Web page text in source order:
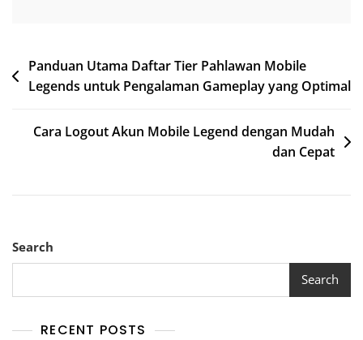
Post
navigation
Panduan Utama Daftar Tier Pahlawan Mobile
Legends untuk Pengalaman Gameplay yang Optimal
Cara Logout Akun Mobile Legend dengan Mudah
dan Cepat
Search
Search
RECENT POSTS